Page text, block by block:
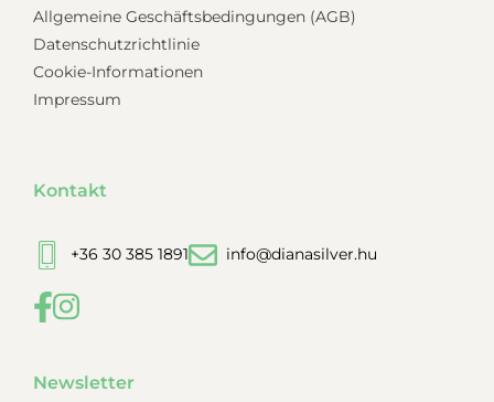
Allgemeine Geschäftsbedingungen (AGB)
Datenschutzrichtlinie
Cookie-Informationen
Impressum
Kontakt
+36 30 385 1891 info@dianasilver.hu
Newsletter